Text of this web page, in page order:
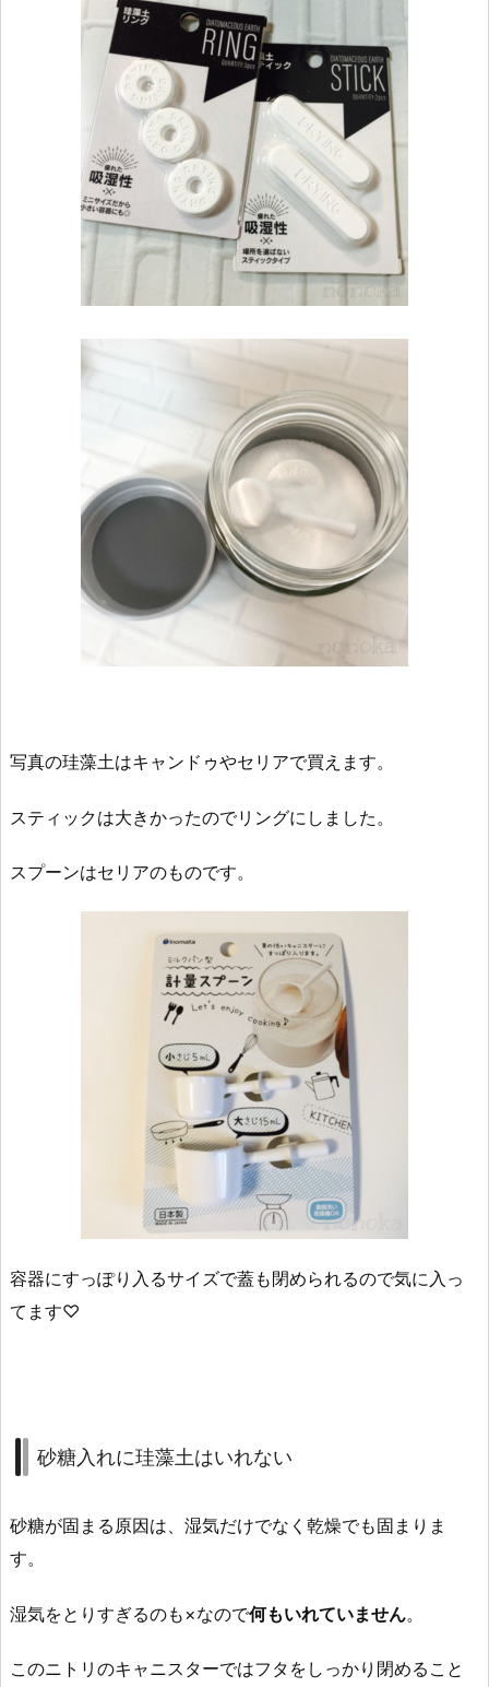
写真の珪藻土はキャンドゥやセリアで買えます。
スティックは大きかったのでリングにしました。
スプーンはセリアのものです。
容器にすっぽり入るサイズで蓋も閉められるので気に入っ
てます♡
砂糖入れに珪藻土はいれない
砂糖が固まる原因は、湿気だけでなく乾燥でも固まりま
す。
湿気をとりすぎるのも×なので何もいれていません。
このニトリのキャニスターではフタをしっかり閉めること